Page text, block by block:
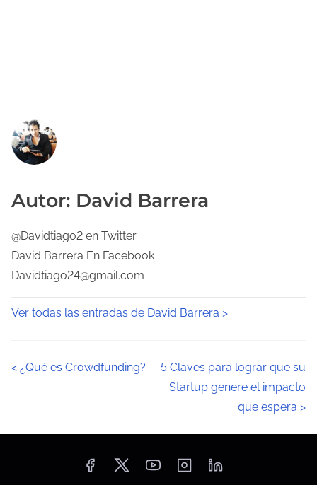
Autor: David Barrera
@Davidtiago2 en Twitter
David Barrera En Facebook
Davidtiago24@gmail.com
Ver todas las entradas de David Barrera >
N
< ¿Qué es Crowdfunding?
5 Claves para lograr que su
Startup genere el impacto
que espera >